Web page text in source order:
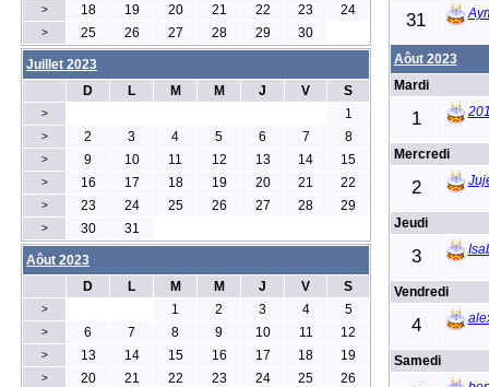
> 18 19 20 21 22 23 24
> 25 26 27 28 29 30
31
Aôut 2023
Mardi
1
Mercredi
2
Jeudi
3
Vendredi
4
Samedi
Juillet 2023
D
L M M J V S
> 1
> 2 3 4 5 6 7 8
> 9 10 11 12 13 14 15
> 16 17 18 19 20 21 22
> 23 24 25 26 27 28 29
> 30 31
Aôut 2023
D
L M M J V S
> 1 2 3 4 5
> 6 7 8 9 10 11 12
> 13 14 15 16 17 18 19
> 20 21 22 23 24 25 26